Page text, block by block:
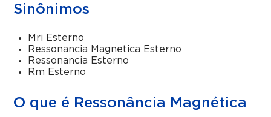
Sinônimos
Mri Esterno
Ressonancia Magnetica Esterno
Ressonancia Esterno
Rm Esterno
O que é Ressonância Magnética